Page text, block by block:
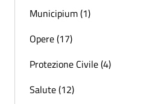
Municipium (1)
Opere (17)
Protezione Civile (4)
Salute (12)